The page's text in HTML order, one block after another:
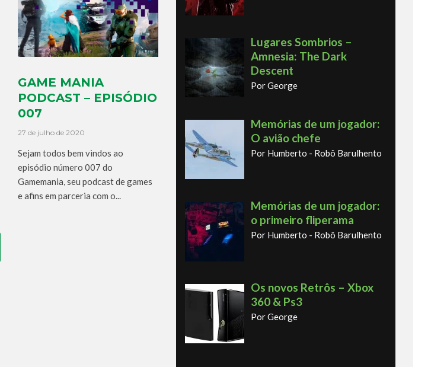
GAME MANIA
PODCAST – EPISÓDIO
007
27 de julho de 2020
Sejam todos bem vindos ao
episódio número 007 do
Gamemania, seu podcast de games
e afins em parceria com o...
Lugares Sombrios –
Amnesia: The Dark
Descent
Por George
Memórias de um jogador:
O avião chefe
Por Humberto - Robô Barulhento
Memórias de um jogador:
o primeiro fliperama
Por Humberto - Robô Barulhento
Os novos Retrôs – Xbox
360 & Ps3
Por George